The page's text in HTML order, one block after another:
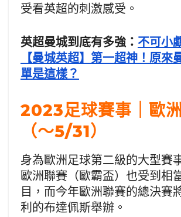
受看英超的刺激感受。
英超曼城到底有多強： 不可小
【曼城英超】第一超神！原來
單是這樣？
2023足球賽事｜歐
（～5/31）
身為歐洲足球第二級的大型賽
歐洲聯賽（歐霸盃）也受到相
目，而今年歐洲聯賽的總決賽
利的布達佩斯舉辦。